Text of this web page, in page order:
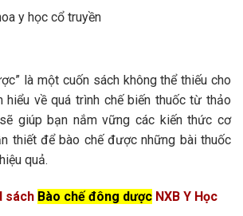
y học cổ truyền
là một cuốn sách không thể thiếu cho
hiểu về quá trình chế biến thuốc từ thảo
giúp bạn nắm vững các kiến thức cơ
thiết để bào chế được những bài thuốc
quả.
sách Bào chế đông dược NXB Y Học